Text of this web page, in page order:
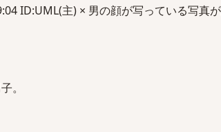
ID:UML(主) × 男の顔が写っている写真が
。